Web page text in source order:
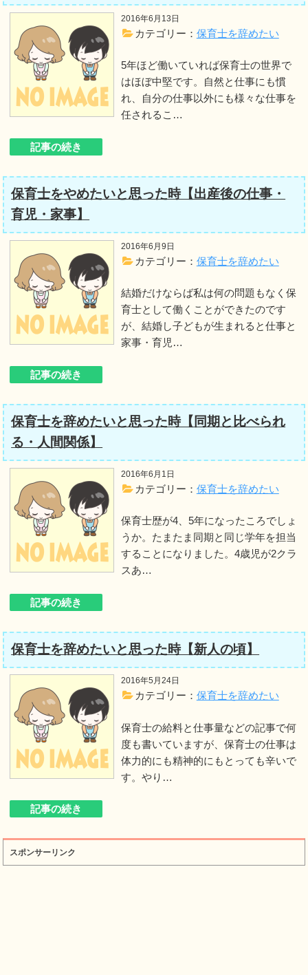
2016年6月13日
カテゴリー： 保育士を辞めたい
5年ほど働いていれば保育士の世界で
はほぼ中堅です。自然と仕事にも慣
れ、自分の仕事以外にも様々な仕事を
任されるこ…
記事の続き
保育士をやめたいと思った時【出産後の仕事・
育児・家事】
2016年6月9日
カテゴリー： 保育士を辞めたい
結婚だけならば私は何の問題もなく保
育士として働くことができたのです
が、結婚し子どもが生まれると仕事と
家事・育児…
記事の続き
保育士を辞めたいと思った時【同期と比べられ
る・人間関係】
2016年6月1日
カテゴリー： 保育士を辞めたい
保育士歴が4、5年になったころでしょ
うか。たまたま同期と同じ学年を担当
することになりました。4歳児が2クラ
スあ…
記事の続き
保育士を辞めたいと思った時【新人の頃】
2016年5月24日
カテゴリー： 保育士を辞めたい
保育士の給料と仕事量などの記事で何
度も書いていますが、保育士の仕事は
体力的にも精神的にもとっても辛いで
す。やり…
記事の続き
スポンサーリンク